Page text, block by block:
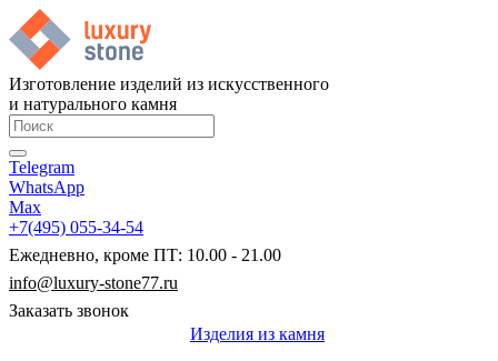
Изготовление изделий из искусственного
и натурального камня
Telegram
WhatsApp
Max
+7(495) 055-34-54
Ежедневно, кроме ПТ: 10.00 - 21.00
info@luxury-stone77.ru
Заказать звонок
Изделия из камня